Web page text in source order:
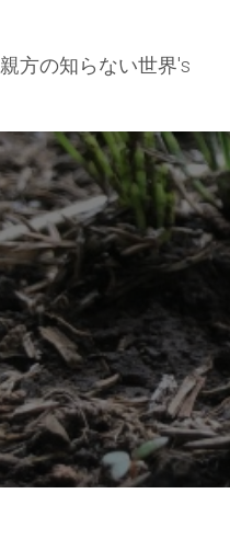
親方の知らない世界's